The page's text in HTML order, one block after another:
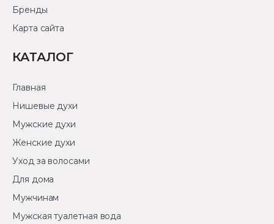
Бренды
Карта сайта
КАТАЛОГ
Главная
Нишевые духи
Мужские духи
Женские духи
Уход за волосами
Для дома
Мужчинам
Мужская туалетная вода